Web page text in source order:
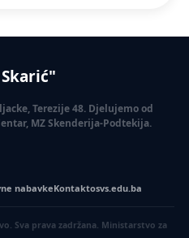
Skarić"
Terezije 48. Djelujemo od
MZ Skenderija-Podtekija.
nabavkeKontaktosvs.edu.ba
Sva prava zadržana. Ministarstvo za